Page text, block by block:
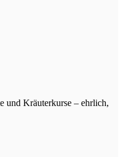
und Kräuterkurse – ehrlich,